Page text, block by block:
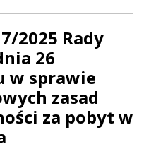
2025 Rady
26
w sprawie
zasad
za pobyt w